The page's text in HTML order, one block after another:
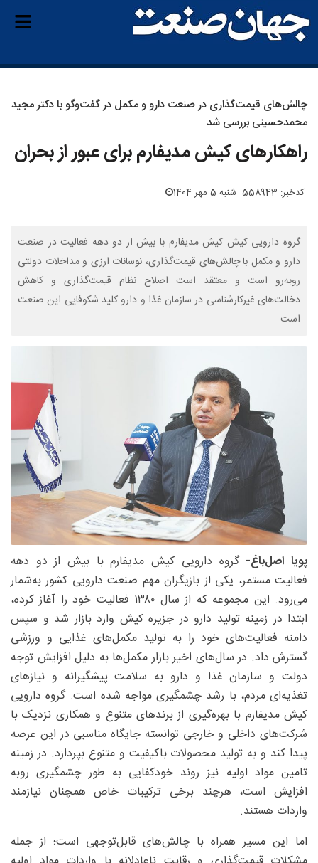
چالش‌های قیمت‌گذاری در صنعت دارو و مکمل در گفت‌وگو با دکتر مجید
محمدحسینی بررسی شد
راهکارهای کیش مدیفارم برای عبور از بحران
کدخبر: 558943 شنبه 5 مهر 1404
گروه دارویی کیش کیش مدیفارم با بیش از دو دهه فعالیت در صنعت
دارو و مکمل با چالش‌های قیمت‌گذاری، نوسانات ارزی و مداخلات دولتی
روبه‌رو است و معتقد است اصلاح نظام قیمت‌گذاری و کاهش
دخالت‌های غیرکارشناسی در سازمان غذا و دارو کلید شکوفایی این صنعت
است.
پویا اصل‌باغ- گروه دارویی کیش مدیفارم با بیش از دو دهه
فعالیت مستمر، یکی از بازیگران مهم صنعت دارویی کشور به‌شمار
می‌رود. این مجموعه که از سال ۱۳۸۰ فعالیت خود را آغاز کرده،
ابتدا در زمینه تولید دارو در جزیره کیش وارد بازار شد و سپس
دامنه فعالیت‌های خود را به تولید مکمل‌های غذایی و ورزشی
گسترش داد. در سال‌های اخیر بازار مکمل‌ها به دلیل افزایش توجه
دولت و سازمان غذا و دارو به سلامت پیشگیرانه و نیازهای
تغذیه‌ای مردم، با رشد چشمگیری مواجه شده است. گروه دارویی
کیش مدیفارم با بهره‌گیری از برندهای متنوع و همکاری نزدیک با
شرکت‌های داخلی و خارجی توانسته جایگاه مناسبی در این عرصه
پیدا کند و به تولید محصولات باکیفیت و متنوع بپردازد. در زمینه
تامین مواد اولیه نیز روند خودکفایی به طور چشمگیری روبه
افزایش است، هرچند برخی ترکیبات خاص همچنان نیازمند
واردات هستند.
اما این مسیر همراه با چالش‌های قابل‌توجهی است؛ از جمله